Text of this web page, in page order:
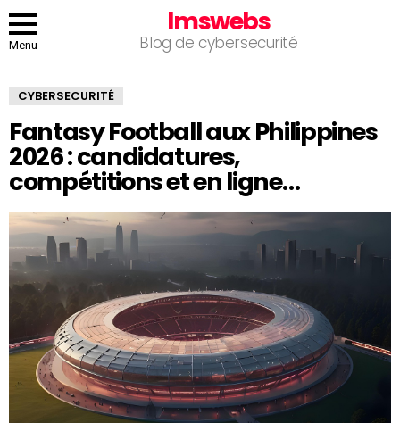
Menu
Imswebs
Blog de cybersecurité
CYBERSECURITÉ
Fantasy Football aux Philippines
2026 : candidatures,
compétitions et en ligne…